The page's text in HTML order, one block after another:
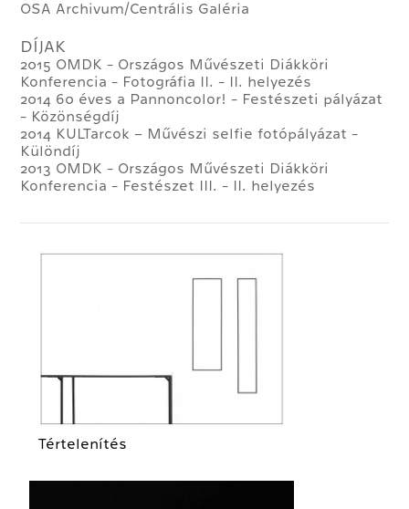
OSA Archivum/Centrális Galéria
DÍJAK
2015 OMDK - Országos Művészeti Diákköri
Konferencia - Fotográfia II. - II. helyezés
2014 60 éves a Pannoncolor! - Festészeti pályázat
- Közönségdíj
2014 KULTarcok – Művészi selfie fotópályázat -
Különdíj
2013 OMDK - Országos Művészeti Diákköri
Konferencia - Festészet III. - II. helyezés
Tértelenítés